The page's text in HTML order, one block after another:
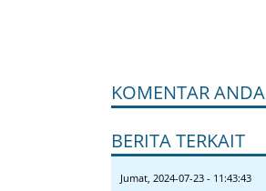
KOMENTAR ANDA
BERITA TERKAIT
Jumat, 2024-07-23 - 11:43:43